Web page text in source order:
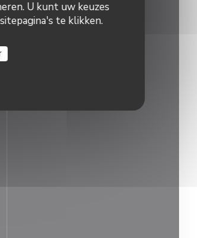
U kunt uw keuzes
te klikken.